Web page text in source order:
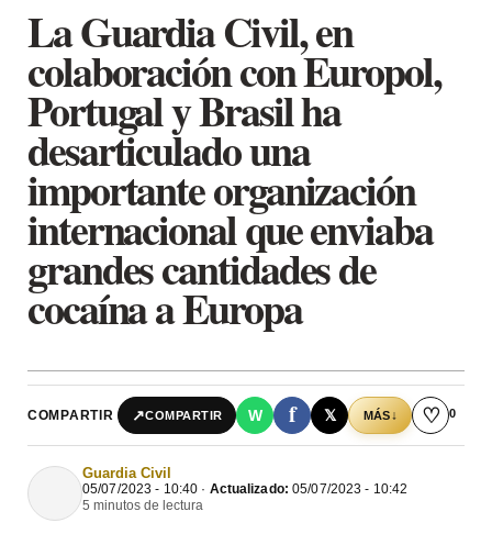
La Guardia Civil, en
colaboración con Europol,
Portugal y Brasil ha
desarticulado una
importante organización
internacional que enviaba
grandes cantidades de
cocaína a Europa
COMPARTIR ↗COMPARTIR W f 𝕏 MÁS↓ ♡ 0
Guardia Civil
05/07/2023 - 10:40 · Actualizado: 05/07/2023 - 10:42
5 minutos de lectura